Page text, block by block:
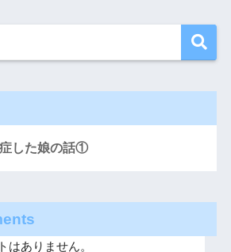
した娘の話①
はありません。